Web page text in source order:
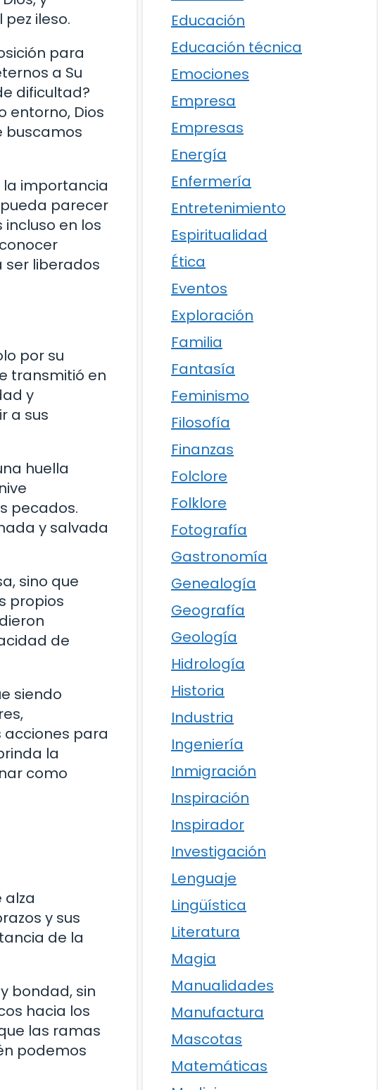
ileso.
para
a Su
dificultad?
entorno, Dios
buscamos
la importancia
parecer
en los
ser liberados
por su
transmitió en
y
a sus
huella
pecados.
y salvada
sino que
propios
de
siendo
para
la
como
alza
y sus
de la
bondad, sin
hacia los
las ramas
podemos
Educación
Educación técnica
Emociones
Empresa
Empresas
Energía
Enfermería
Entretenimiento
Espiritualidad
Ética
Eventos
Exploración
Familia
Fantasía
Feminismo
Filosofía
Finanzas
Folclore
Folklore
Fotografía
Gastronomía
Genealogía
Geografía
Geología
Hidrología
Historia
Industria
Ingeniería
Inmigración
Inspiración
Inspirador
Investigación
Lenguaje
Lingüística
Literatura
Magia
Manualidades
Manufactura
Mascotas
Matemáticas